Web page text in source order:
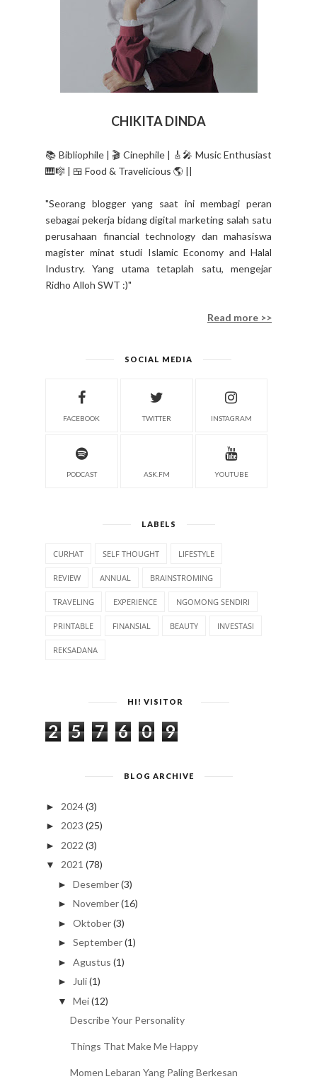
CHIKITA DINDA
📚 Bibliophile | 🎬 Cinephile | 🎸🎤 Music Enthusiast
🎹🎼 | 🍱 Food & Travelicious 🌎 ||
"Seorang blogger yang saat ini membagi peran
sebagai pekerja bidang digital marketing salah satu
perusahaan financial technology dan mahasiswa
magister minat studi Islamic Economy and Halal
Industry. Yang utama tetaplah satu, mengejar
Ridho Alloh SWT :)"
Read more >>
SOCIAL MEDIA
FACEBOOK TWITTER INSTAGRAM
PODCAST ASK.FM YOUTUBE
LABELS
CURHAT SELF THOUGHT LIFESTYLE
REVIEW ANNUAL BRAINSTROMING
TRAVELING EXPERIENCE NGOMONG SENDIRI
PRINTABLE FINANSIAL BEAUTY INVESTASI
REKSADANA
HI! VISITOR
2 5 7 6 0 9
BLOG ARCHIVE
► 2024(3)
► 2023 (25)
► 2022 (3)
▼ 2021 (78)
► Desember(3)
► November(16)
► Oktober(3)
► September(1)
► Agustus (1)
► Juli(1)
▼ Mei(12)
Describe Your Personality
Things That Make Me Happy
Momen Lebaran Yang Paling Berkesan